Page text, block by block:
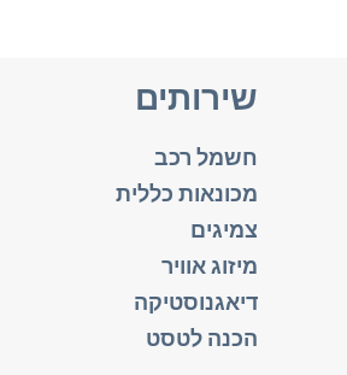
שירותים
חשמל רכב
מכונאות כללית
צמיגים
מיזוג אוויר
דיאגנוסטיקה
הכנה לטסט